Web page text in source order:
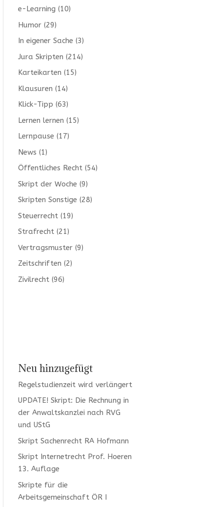
e-Learning (10)
Humor(29)
In eigener Sache (3)
Jura Skripten (214)
Karteikarten (15)
Klausuren (14)
Klick-Tipp (63)
Lernen lernen (15)
Lernpause (17)
News (1)
Öffentliches Recht(54)
Skript der Woche (9)
Skripten Sonstige (28)
Steuerrecht(19)
Strafrecht(21)
Vertragsmuster(9)
Zeitschriften (2)
Zivilrecht(96)
Neu hinzugefügt
Regelstudienzeit wird verlängert
UPDATE! Skript: Die Rechnung in
der Anwaltskanzlei nach RVG
und UStG
Skript Sachenrecht RA Hofmann
Skript Internetrecht Prof. Hoeren
13. Auflage
Skripte für die
Arbeitsgemeinschaft ÖR I